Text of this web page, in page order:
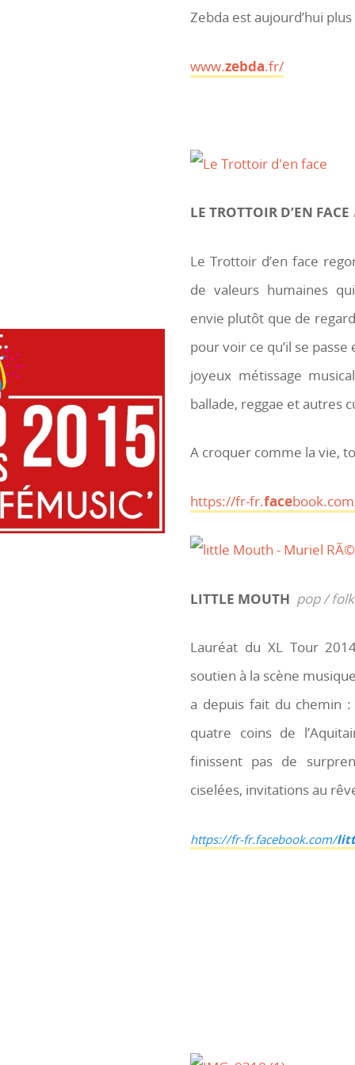
Zebda est aujourd’hui
www.zebda.fr/
LE TROTTOIR D’EN FACE
Le Trottoir d’en face
de valeurs humaines
envie plutôt que de
pour voir ce qu’il se
joyeux métissage
ballade, reggae et autres
A croquer comme la vie,
https://fr-fr.face
LITTLE MOUTH pop / folk
Lauréat du XL Tour
soutien à la scène
a depuis fait du chemin
quatre coins de
finissent pas de
ciselées, invitations au
https://fr-fr.facebook.com/